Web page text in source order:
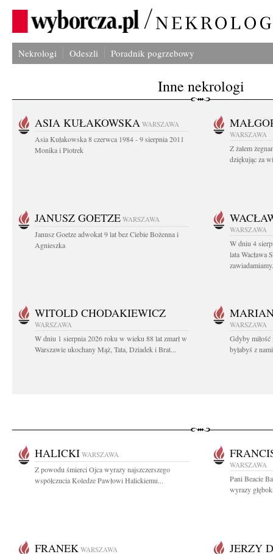
Nekrologi Odeszli Poradnik pogrzebowy
Inne nekrologi
ASIA KUŁAKOWSKA WARSZAWA
Asia Kułakowska 8 czerwca 1984 - 9 sierpnia 2011
Monika i Piotrek
WARSZAWA
Z żalem
dziękując za
JANUSZ GOETZE WARSZAWA
Janusz Goetze adwokat 9 lat bez Ciebie Bożenna i
Agnieszka
WARSZAWA
W dniu 4
lata Wacława
WITOLD CHODAKIEWICZ
WARSZAWA
W dniu 1 sierpnia 2026 roku w wieku 88 lat zmarł w
Warszawie ukochany Mąż, Tata, Dziadek i Brat...
WARSZAWA
Gdyby miłość
byłabyś z
HALICKI WARSZAWA
Z powodu śmierci Ojca wyrazy najszczerszego
współczucia Koledze Pawłowi Halickiemu...
WARSZAWA
Pani Beacie
wyrazy
FRANEK WARSZAWA JERZY